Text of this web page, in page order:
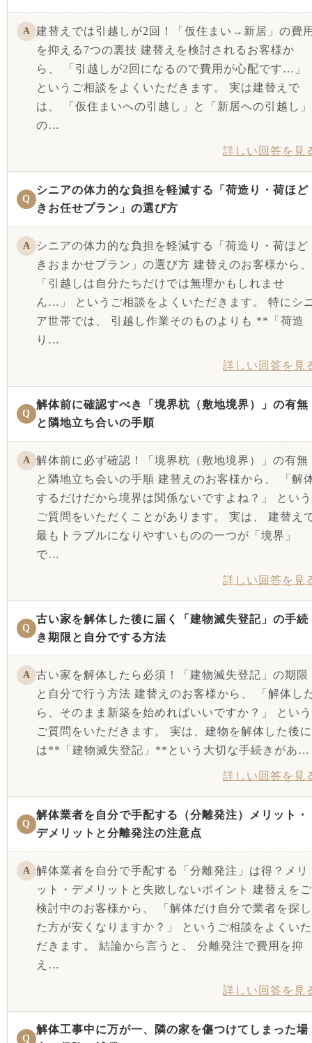
A 建替えでは引越しが2回！「仮住まい→新居」の費
を抑える7つの裏技 建替えを検討されるお客様か
ら、 「引越しが2回になるので費用が心配です…」
というご相談をよくいただきます。 実は建替えで
は、 「仮住まいへの引越し」と「新居への引越し」
の…
詳しい回答を見
Q
シニアの体力的な負担を軽減する「荷造り・荷ほど
きお任せプラン」の選び方
A
シニアの体力的な負担を軽減する「荷造り・荷ほど
きおまかせプラン」の選び方 建替えのお客様から、
「引越しは自分たちだけでは無理かもしれませ
ん…」 というご相談をよくいただきます。 特にシ
ア世帯では、 引越し作業そのものよりも **「荷造
り…
詳しい回答を見
Q
解体前に確認すべき「境界杭（敷地境界）」の有無
と隣地立ち合いの手順
A 解体前に必ず確認！「境界杭（敷地境界）」の有無
と隣地立ち会いの手順 建替えのお客様から、 「解
するだけだから境界は関係ないですよね？」 という
ご質問をいただくことがあります。 実は、 建替え
最もトラブルになりやすいものの一つが「境界」
で…
詳しい回答を見
Q
古い家を解体した後に届く「建物滅失登記」の手続
き期限と自分でする方法
A 古い家を解体したら必須！「建物滅失登記」の期限
と自分で行う方法 建替えのお客様から、 「解体し
ら、そのまま新築を始めればいいですか？」 という
ご質問をいただきます。 実は、建物を解体した後に
は**「建物滅失登記」**という大切な手続きがあ…
詳しい回答を見
Q
解体業者を自分で手配する（分離発注）メリット・
デメリットと分離発注の注意点
A 解体業者を自分で手配する「分離発注」は得？メリ
ット・デメリットと失敗しないポイント 建替えをご
検討中のお客様から、 「解体だけ自分で業者を探し
た方が安くなりますか？」 というご相談をよくいた
だきます。 結論から言うと、 分離発注で費用を抑
え…
詳しい回答を見
Q
解体工事中に万が一、隣の家を傷つけてしまった場